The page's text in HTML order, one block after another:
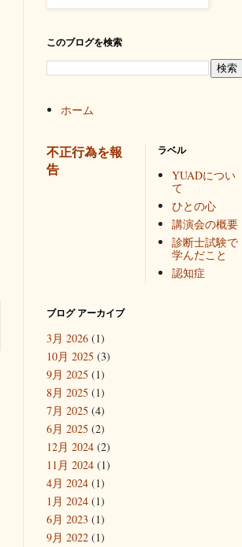
このブログを検索
ホーム
不正行為を報
告
ラベル
YUADについ
て
ひとの心
講演会の概要
診断士試験で
学んだこと
認知症
ブログ アーカイブ
3月 2026 (1)
10月 2025 (3)
9月 2025 (1)
8月 2025 (1)
7月 2025 (4)
6月 2025 (2)
12月 2024 (2)
11月 2024 (1)
4月 2024 (1)
1月 2024 (1)
6月 2023 (1)
9月 2022 (1)